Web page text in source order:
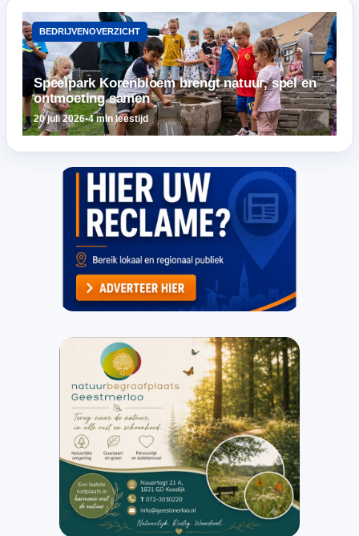
BEDRIJVENOVERZICHT
Speelpark Korenbloem brengt natuur, spel en
ontmoeting samen
20 juli 2026•4 min leestijd